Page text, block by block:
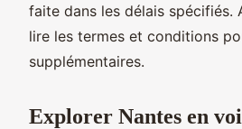
faite dans les délais spécifiés.
lire les termes et conditions
supplémentaires.
Explorer Nantes en